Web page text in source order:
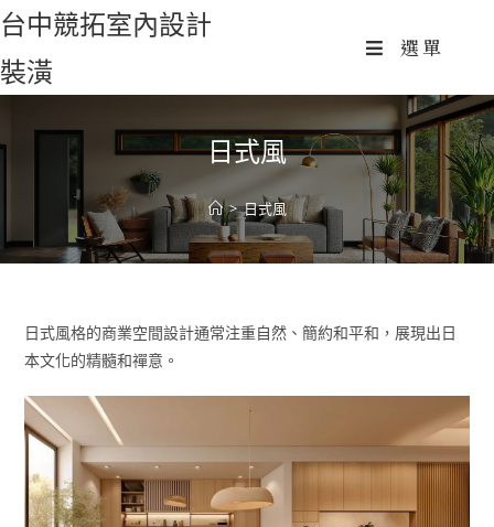
Skip
to
content
台中競拓室內設計
裝潢
選單
日式風
> 日式風
日式風格的商業空間設計通常注重自然、簡約和平和，展現出日
本文化的精髓和禪意。